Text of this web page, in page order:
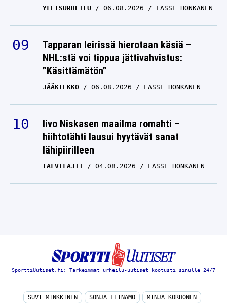
YLEISURHEILU 06.08.2026 LASSE HONKANEN
Tapparan leirissä hierotaan käsiä –
NHL:stä voi tippua jättivahvistus:
”Käsittämätön”
JÄÄKIEKKO 06.08.2026 LASSE HONKANEN
Iivo Niskasen maailma romahti –
hiihtotähti lausui hyytävät sanat
lähipiirilleen
TALVILAJIT 04.08.2026 LASSE HONKANEN
SporttiUutiset.fi: Tärkeimmät urheilu-uutiset kootusti sinulle 24/7
SUVI MINKKINEN SONJA LEINAMO MINJA KORHONEN